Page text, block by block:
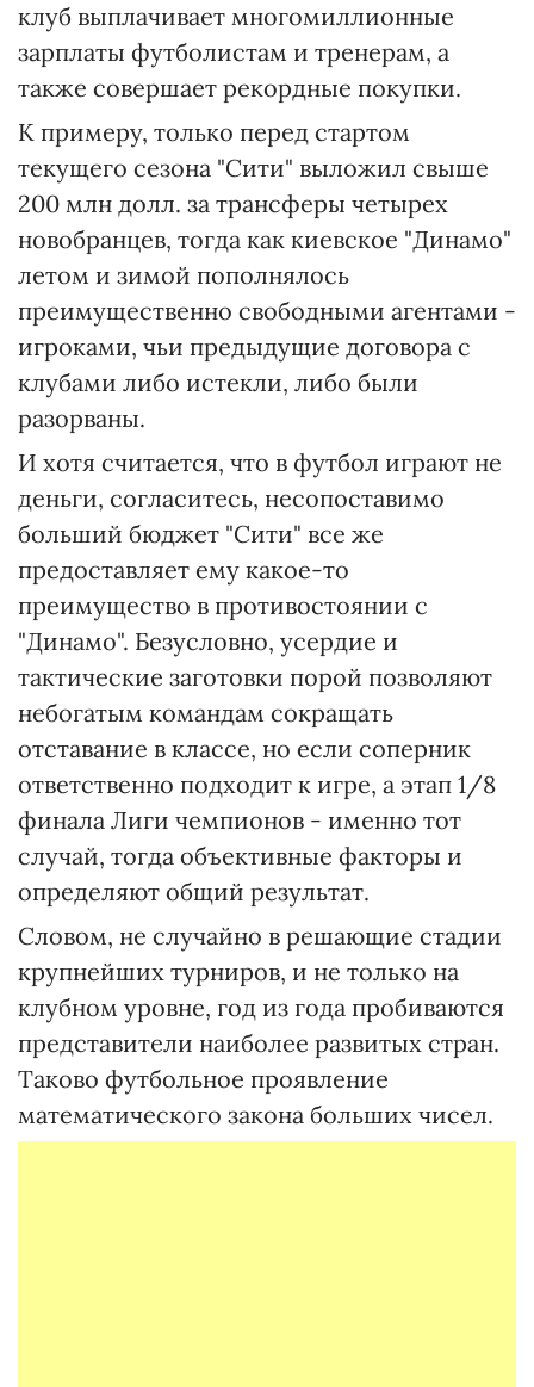
клуб выплачивает многомиллионные
зарплаты футболистам и тренерам, а
также совершает рекордные покупки.
К примеру, только перед стартом
текущего сезона "Сити" выложил свыше
200 млн долл. за трансферы четырех
новобранцев, тогда как киевское "Динамо"
летом и зимой пополнялось
преимущественно свободными агентами -
игроками, чьи предыдущие договора с
клубами либо истекли, либо были
разорваны.
И хотя считается, что в футбол играют не
деньги, согласитесь, несопоставимо
больший бюджет "Сити" все же
предоставляет ему какое-то
преимущество в противостоянии с
"Динамо". Безусловно, усердие и
тактические заготовки порой позволяют
небогатым командам сокращать
отставание в классе, но если соперник
ответственно подходит к игре, а этап 1/8
финала Лиги чемпионов - именно тот
случай, тогда объективные факторы и
определяют общий результат.
Словом, не случайно в решающие стадии
крупнейших турниров, и не только на
клубном уровне, год из года пробиваются
представители наиболее развитых стран.
Таково футбольное проявление
математического закона больших чисел.